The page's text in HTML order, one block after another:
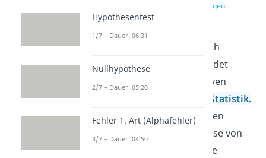
zur Stelle im Video springen
(00:18)
Die induktive Statistik, oft auch
Inferenzstatistik
genannt, bildet
gemeinsam mit der deskriptiven
Statistik den Grundstein der
Statistik.
Die Kernaufgabe der induktiven
Statistik besteht darin, Schlüsse von
einer Zufallsstichprobe auf die
Hypothesentest
1/7 – Dauer: 06:31
Nullhypothese
2/7 – Dauer: 05:20
Fehler 1. Art (Alphafehler)
3/7 – Dauer: 04:50